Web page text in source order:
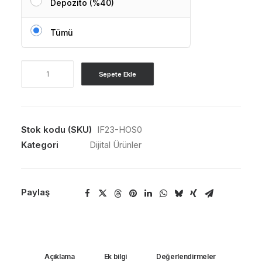
Depozito (%40)
Tümü
Sepete Ekle
Stok kodu (SKU) IF23-HOS0
Kategori
Dijital Ürünler
Paylaş
Açıklama Ek bilgi Değerlendirmeler